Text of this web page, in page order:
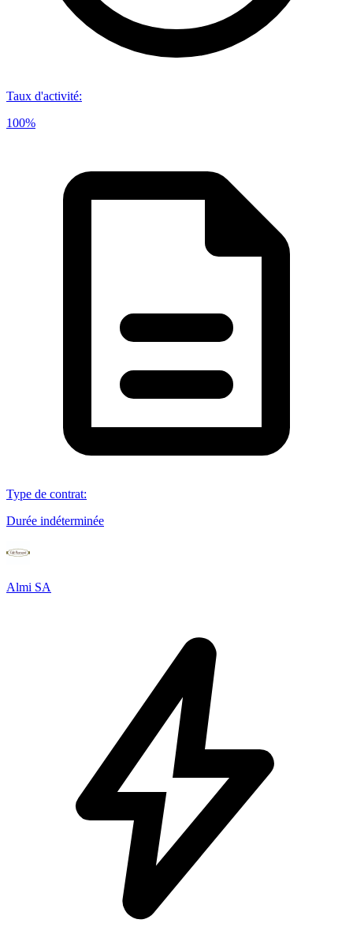
Taux d'activité:
100%
Type de contrat:
Durée indéterminée
Almi SA